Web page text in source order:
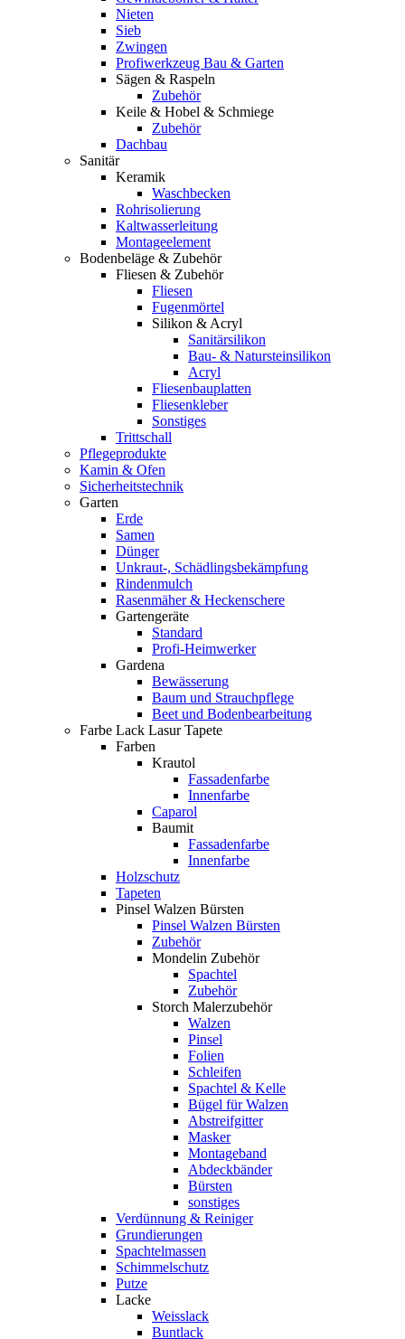
Nieten
Sieb
Zwingen
Profiwerkzeug Bau & Garten
Sägen & Raspeln
Zubehör
Keile & Hobel & Schmiege
Zubehör
Dachbau
Sanitär
Keramik
Waschbecken
Rohrisolierung
Kaltwasserleitung
Montageelement
Bodenbeläge & Zubehör
Fliesen & Zubehör
Fliesen
Fugenmörtel
Silikon & Acryl
Sanitärsilikon
Bau- & Natursteinsilikon
Acryl
Fliesenbauplatten
Fliesenkleber
Sonstiges
Trittschall
Pflegeprodukte
Kamin & Ofen
Sicherheitstechnik
Garten
Erde
Samen
Dünger
Unkraut-, Schädlingsbekämpfung
Rindenmulch
Rasenmäher & Heckenschere
Gartengeräte
Standard
Profi-Heimwerker
Gardena
Bewässerung
Baum und Strauchpflege
Beet und Bodenbearbeitung
Farbe Lack Lasur Tapete
Farben
Krautol
Fassadenfarbe
Innenfarbe
Caparol
Baumit
Fassadenfarbe
Innenfarbe
Holzschutz
Tapeten
Pinsel Walzen Bürsten
Pinsel Walzen Bürsten
Zubehör
Mondelin Zubehör
Spachtel
Zubehör
Storch Malerzubehör
Walzen
Pinsel
Folien
Schleifen
Spachtel & Kelle
Bügel für Walzen
Abstreifgitter
Masker
Montageband
Abdeckbänder
Bürsten
sonstiges
Verdünnung & Reiniger
Grundierungen
Spachtelmassen
Schimmelschutz
Putze
Lacke
Weisslack
Buntlack